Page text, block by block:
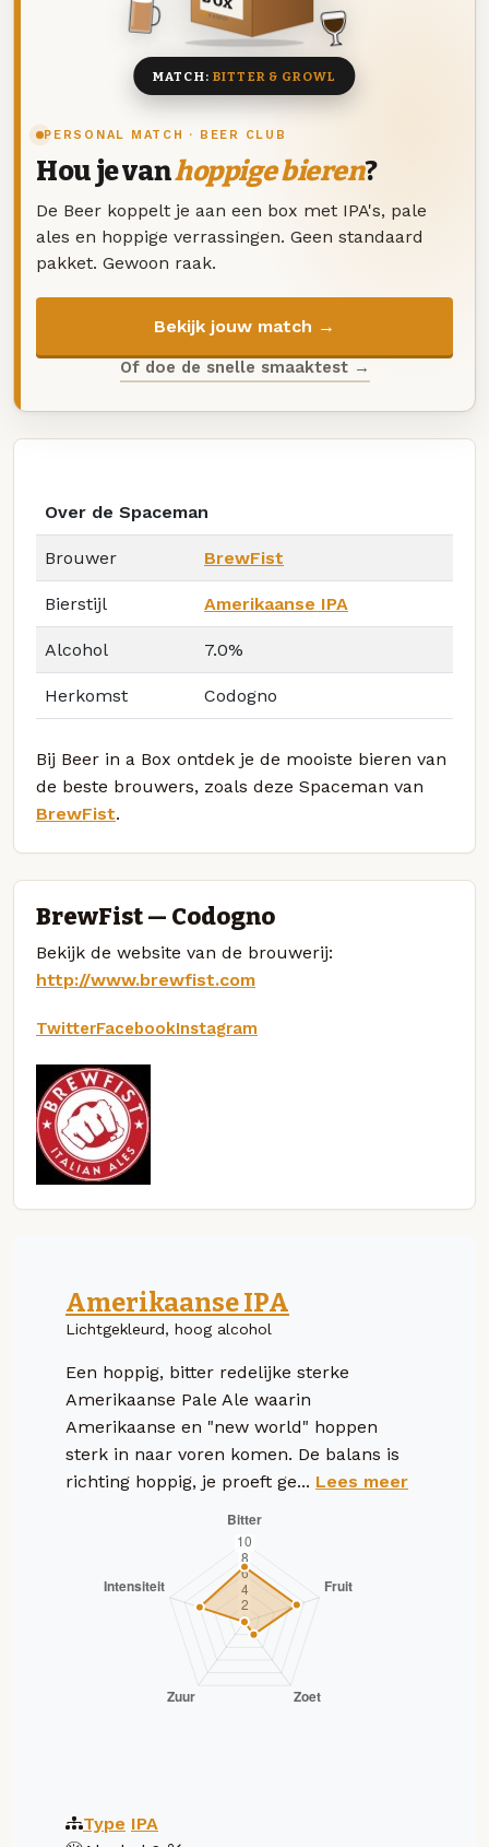
PERSONAL MATCH · BEER CLUB
Hou je vanhoppige bieren?
De Beer koppelt je aan een box met IPA's, pale
ales en hoppige verrassingen. Geen standaard
pakket. Gewoon raak.
Bekijk jouw match →
Of doe de snelle smaaktest →
8 BIEREN
MATCH: BITTER & GROWL
Over de Spaceman
Brouwer BrewFist
Bierstijl Amerikaanse IPA
Alcohol 7.0%
Herkomst Codogno
Bij Beer in a Box ontdek je de mooiste bieren van
de beste brouwers, zoals deze Spaceman van
BrewFist.
BrewFist — Codogno
Bekijk de website van de brouwerij:
http://www.brewfist.com
TwitterFacebookInstagram
Amerikaanse IPA
Lichtgekleurd, hoog alcohol
Een hoppig, bitter redelijke sterke
Amerikaanse Pale Ale waarin
Amerikaanse en "new world" hoppen
sterk in naar voren komen. De balans is
richting hoppig, je proeft ge... Lees meer
Type IPA